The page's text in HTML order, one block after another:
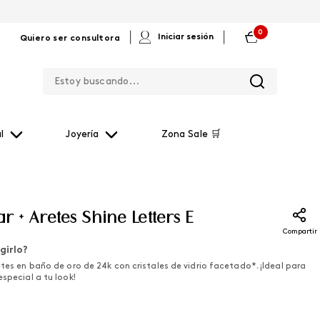
Quiero ser consultora Iniciar sesión
0
Joyería Zona Sale 🛒
+ Aretes Shine Letters E
Compartir
en baño de oro de 24k con cristales de vidrio facetado*. ¡Ideal para
a tu look!